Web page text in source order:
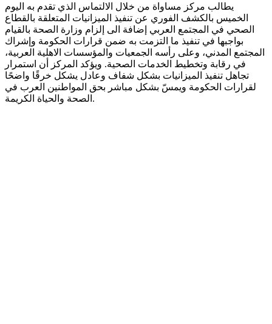
يطالب مركز مساواة من خلال الالتماس الذي تقدم به اليوم
الخميس بالكشف الفوري عن تنفيذ الميزانيات المتعلقة بالقطاع
الصحي في المجتمع العربي إضافة الى إلزام وزارة الصحة بالقيام
بواجبها في تنفيذ ما التزمت به ضمن قرارات الحكومة وإشراك
المجتمع المدني، وعلى رأسه الجمعيات والمؤسسات الاهلية العربية،
في رقابة وتخطيط الخدمات الصحية. ويؤكد المركز أن استمرار
تجاهل تنفيذ الميزانيات بشكل شفاف وعادل يشكل خرقًا واضحًا
لقرارات الحكومة ويمسّ بشكل مباشر بحق المواطنين العرب في
الصحة والحياة الكريمة.